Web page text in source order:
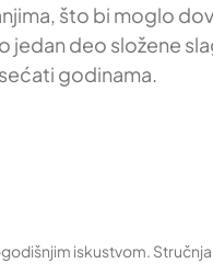
što bi moglo
jedan deo složene
godinama.
iskustvom.